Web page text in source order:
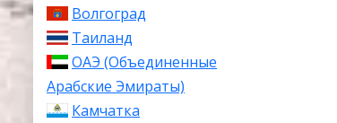
Волгоград
Таиланд
ОАЭ (Объединенные
Арабские Эмираты)
Камчатка